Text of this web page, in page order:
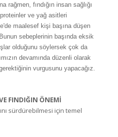
rağmen, fındığın insan sağlığı
ve yağ asitleri
maalesef kişi başına düşen
sebeplerinin başında eksik
olduğunu söylersek çok da
devamında düzenli olarak
vurgusunu yapacağız.
FINDIĞIN ÖNEMİ
sürdürebilmesi için temel